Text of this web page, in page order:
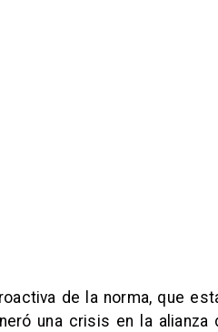
de la norma, que
una crisis en la